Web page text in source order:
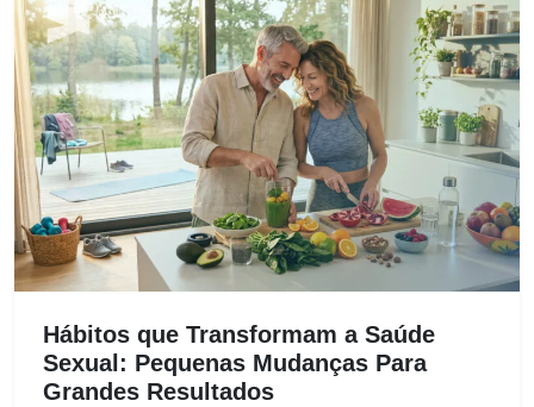
Hábitos que Transformam a Saúde
Sexual: Pequenas Mudanças Para
Grandes Resultados